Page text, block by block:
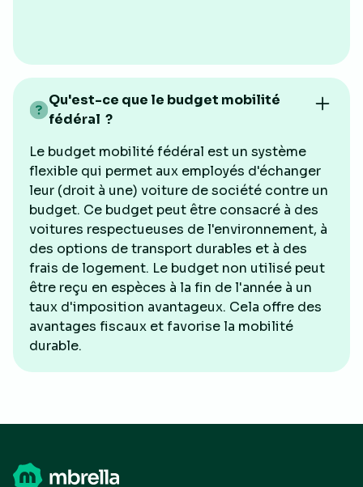
Qu'est-ce que le budget mobilité
fédéral ?
Le budget mobilité fédéral est un système
flexible qui permet aux employés d'échanger
leur (droit à une) voiture de société contre un
budget. Ce budget peut être consacré à des
voitures respectueuses de l'environnement, à
des options de transport durables et à des
frais de logement. Le budget non utilisé peut
être reçu en espèces à la fin de l'année à un
taux d'imposition avantageux. Cela offre des
avantages fiscaux et favorise la mobilité
durable.